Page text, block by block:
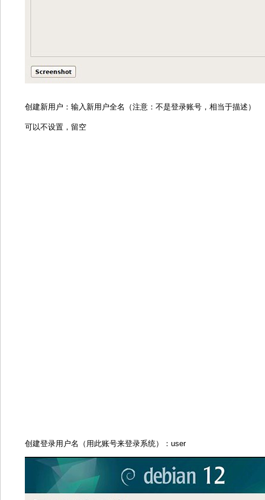
创建新用户：输入新用户全名（注意：不是登录账号，相当于描述）
可以不设置，留空
创建登录用户名（用此账号来登录系统）：user